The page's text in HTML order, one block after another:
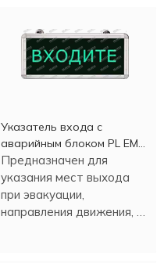
Указатель входа c
аварийным блоком PL EM
2.0 (1,5 часа)
Предназначен для
указания мест выхода
при эвакуации,
направления движения, а